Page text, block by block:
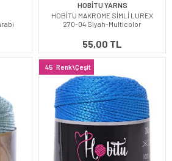
HOBİTU YARNS
HOBİTU MAKROME SİMLİ LUREX
270-04 Siyah-Multicolor
55,00 TL
45 Renk\Çeşit